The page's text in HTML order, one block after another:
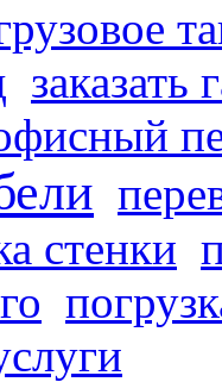
заказать
стенки